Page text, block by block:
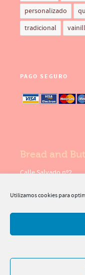
Utilizamos cookies para
personalizado
tradicional
PAGO SEGURO
Bread and
Calle Salvado nº2
( Murcia )
©2026 Bread and